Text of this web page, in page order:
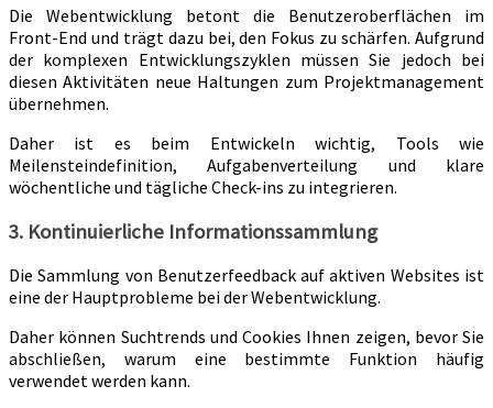
Die Webentwicklung betont die Benutzeroberflächen im
Front-End und trägt dazu bei, den Fokus zu schärfen. Aufgrund
der komplexen Entwicklungszyklen müssen Sie jedoch bei
diesen Aktivitäten neue Haltungen zum Projektmanagement
übernehmen.
Daher ist es beim Entwickeln wichtig, Tools wie
Meilensteindefinition, Aufgabenverteilung und klare
wöchentliche und tägliche Check-ins zu integrieren.
3. Kontinuierliche Informationssammlung
Die Sammlung von Benutzerfeedback auf aktiven Websites ist
eine der Hauptprobleme bei der Webentwicklung.
Daher können Suchtrends und Cookies Ihnen zeigen, bevor Sie
abschließen, warum eine bestimmte Funktion häufig
verwendet werden kann.